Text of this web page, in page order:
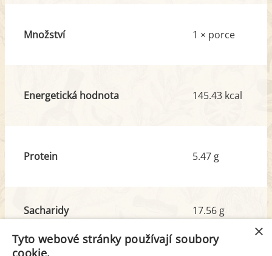
Množství 1 × porce
Energetická hodnota 145.43 kcal
Protein 5.47 g
Sacharidy
z toho cukr
17.56 g
3.84 g
×
Tyto webové stránky používají soubory
cookie.